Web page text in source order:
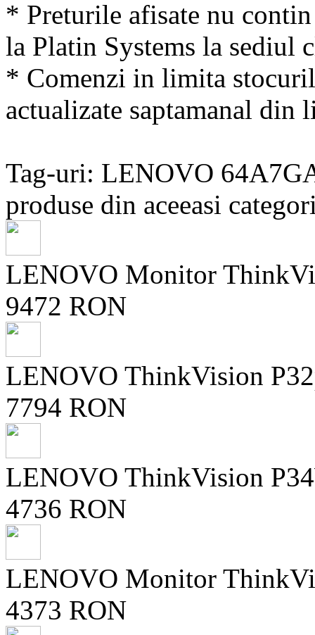
* Preturile afisate nu
la Platin Systems la sediul
* Comenzi in limita
actualizate saptamanal
Tag-uri: LENOVO
produse din aceeasi
LENOVO Monitor
9472 RON
LENOVO ThinkVision
7794 RON
LENOVO ThinkVision
4736 RON
LENOVO Monitor
4373 RON